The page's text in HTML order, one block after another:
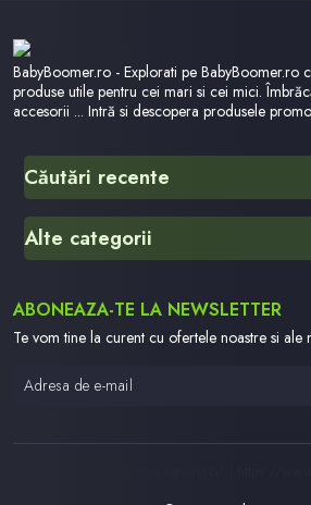
BabyBoomer.ro - Explorati pe BabyBoomer.ro
produse utile pentru cei mari si cei mici.
accesorii ... Intră si descopera produsele
Căutări recente
Htn77
Noriel
Fa I Pe Plac
Telecomanda Robot Masina
Activation Code Sally Salon 1
Joc Educational
Alte categorii
ABONEAZA-TE LA NEWSLETTER
Te vom tine la curent cu ofertele noastre si